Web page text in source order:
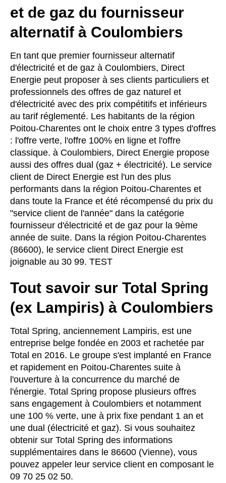
et de gaz du fournisseur
alternatif à Coulombiers
En tant que premier fournisseur alternatif
d'électricité et de gaz à Coulombiers, Direct
Energie peut proposer à ses clients particuliers et
professionnels des offres de gaz naturel et
d'électricité avec des prix compétitifs et inférieurs
au tarif réglementé. Les habitants de la région
Poitou-Charentes ont le choix entre 3 types d'offres
: l'offre verte, l'offre 100% en ligne et l'offre
classique. à Coulombiers, Direct Energie propose
aussi des offres dual (gaz + électricité). Le service
client de Direct Energie est l'un des plus
performants dans la région Poitou-Charentes et
dans toute la France et été récompensé du prix du
"service client de l'année" dans la catégorie
fournisseur d'électricité et de gaz pour la 9ème
année de suite. Dans la région Poitou-Charentes
(86600), le service client Direct Energie est
joignable au 30 99. TEST
Tout savoir sur Total Spring
(ex Lampiris) à Coulombiers
Total Spring, anciennement Lampiris, est une
entreprise belge fondée en 2003 et rachetée par
Total en 2016. Le groupe s'est implanté en France
et rapidement en Poitou-Charentes suite à
l'ouverture à la concurrence du marché de
l'énergie. Total Spring propose plusieurs offres
sans engagement à Coulombiers et notamment
une 100 % verte, une à prix fixe pendant 1 an et
une dual (électricité et gaz). Si vous souhaitez
obtenir sur Total Spring des informations
supplémentaires dans le 86600 (Vienne), vous
pouvez appeler leur service client en composant le
09 70 25 02 50.